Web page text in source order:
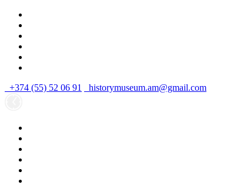
+374 (55) 52 06 91 historymuseum.am@gmail.com